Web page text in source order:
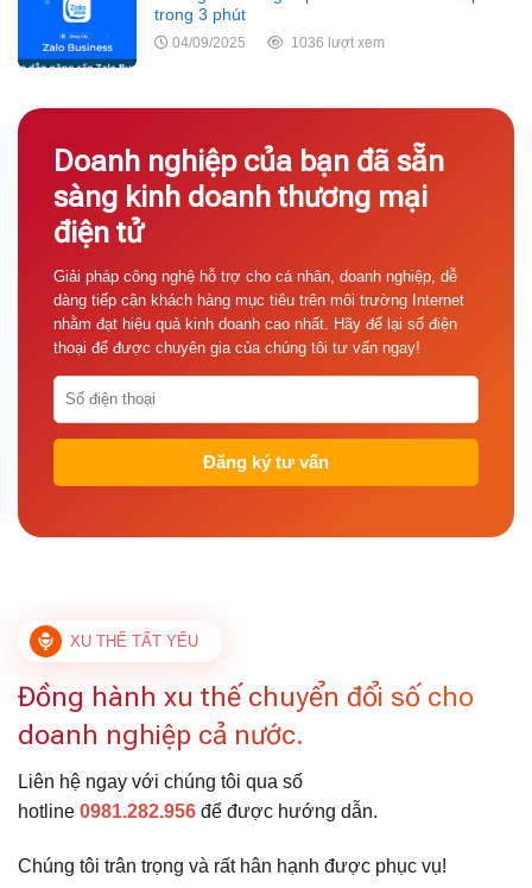
trong 3 phút
04/09/2025 1036 lượt xem
Doanh nghiệp của bạn đã sẵn
sàng kinh doanh thương mại
điện tử
Giải pháp công nghệ hỗ trợ cho cá nhân, doanh nghiệp, dễ
dàng tiếp cận khách hàng mục tiêu trên môi trường Internet
nhằm đạt hiệu quả kinh doanh cao nhất. Hãy để lại số điện
thoại để được chuyên gia của chúng tôi tư vấn ngay!
XU THẾ TẤT YẾU
Đồng hành xu thế chuyển đổi số cho
doanh nghiệp cả nước.
Liên hệ ngay với chúng tôi qua số
hotline 0981.282.956 để được hướng dẫn.
Chúng tôi trân trọng và rất hân hạnh được phục vụ!